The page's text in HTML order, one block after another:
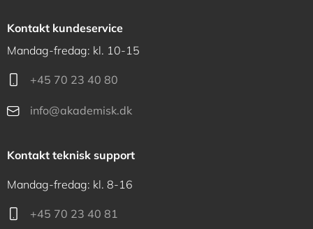
Kontakt kundeservice
Mandag-fredag: kl. 10-15
+45 70 23 40 80
info@akademisk.dk
Kontakt teknisk support
Mandag-fredag: kl. 8-16
+45 70 23 40 81